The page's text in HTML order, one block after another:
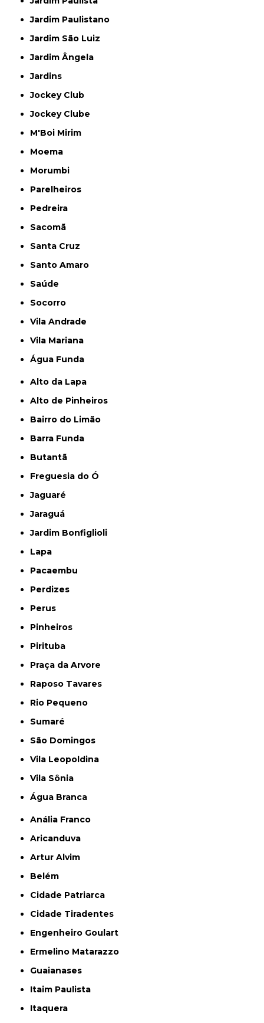
Jardim Paulistano
Jardim São Luiz
Jardim Ângela
Jardins
Jockey Club
Jockey Clube
M'Boi Mirim
Moema
Morumbi
Parelheiros
Pedreira
Sacomã
Santa Cruz
Santo Amaro
Saúde
Socorro
Vila Andrade
Vila Mariana
Água Funda
Alto da Lapa
Alto de Pinheiros
Bairro do Limão
Barra Funda
Butantã
Freguesia do Ó
Jaguaré
Jaraguá
Jardim Bonfiglioli
Lapa
Pacaembu
Perdizes
Perus
Pinheiros
Pirituba
Praça da Arvore
Raposo Tavares
Rio Pequeno
Sumaré
São Domingos
Vila Leopoldina
Vila Sônia
Água Branca
Anália Franco
Aricanduva
Artur Alvim
Belém
Cidade Patriarca
Cidade Tiradentes
Engenheiro Goulart
Ermelino Matarazzo
Guaianases
Itaim Paulista
Itaquera